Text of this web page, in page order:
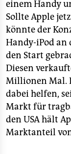
einem Handy
Sollte Apple
könnte der
Handy-iPod an
den Start
Diesen
Millionen Mal.
dabei helfen,
Markt für
den USA hält
Marktanteil